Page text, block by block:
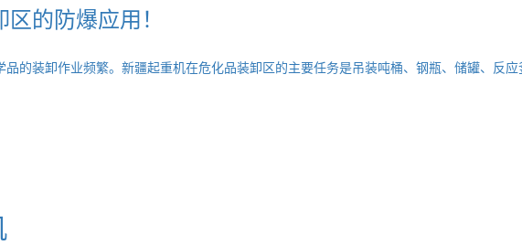
的防爆应用！
的装卸作业频繁。新疆起重机在危化品装卸区的主要任务是吊装吨桶、钢瓶、储罐、反